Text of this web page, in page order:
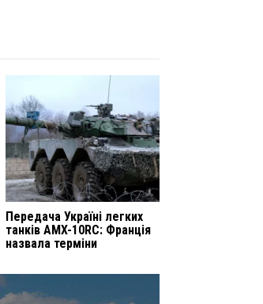
Передача Україні легких
танків AMX-10RC: Франція
назвала терміни